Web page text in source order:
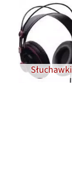
Słuchawki